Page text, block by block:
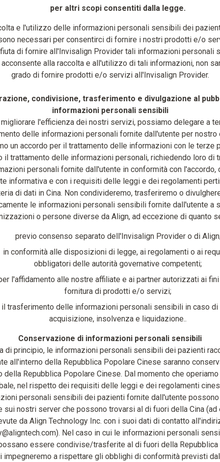
per altri scopi consentiti dalla legge.
e l'utilizzo delle informazioni personali sensibili dei
necessari per consentirci di fornire i nostri prodotti e/o
di fornire all'Invisalign Provider tali informazioni personali
alla raccolta e all'utilizzo di tali informazioni, non
grado di fornire prodotti e/o servizi all'Invisalign Provider.
condivisione, trasferimento e divulgazione al
informazioni personali sensibili
l'efficienza dei nostri servizi, possiamo delegare a
delle informazioni personali fornite dall'utente per nostro
un accordo per il trattamento delle informazioni con le terze
il trattamento delle informazioni personali, richiedendo loro di
personali fornite dall'utente in conformità con l'accordo,
informativa e con i requisiti delle leggi e dei regolamenti
di dati in Cina. Non condivideremo, trasferiremo o
le informazioni personali sensibili fornite dall'utente a
o persone diverse da Align, ad eccezione di quanto
previo consenso separato dell'Invisalign Provider o di
in conformità alle disposizioni di legge, ai regolamenti o ai
obbligatori delle autorità governative competenti;
l'affidamento alle nostre affiliate e ai partner autorizzati ai
fornitura di prodotti e/o servizi;
il trasferimento delle informazioni personali sensibili in caso di
acquisizione, insolvenza e liquidazione..
Conservazione di informazioni personali sensibili
di principio, le informazioni personali sensibili dei pazienti
all'interno della Repubblica Popolare Cinese saranno
della Repubblica Popolare Cinese. Dal momento che
nel rispetto dei requisiti delle leggi e dei regolamenti
personali sensibili dei pazienti fornite dall'utente
sui nostri server che possono trovarsi al di fuori della Cina (ad
da Align Technology Inc. con i suoi dati di contatto
Nel caso in cui le informazioni personali
essere condivise/trasferite al di fuori della Repubblica
impegneremo a rispettare gli obblighi di conformità previsti